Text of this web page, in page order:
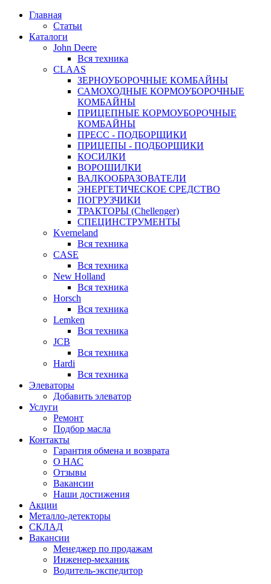
Главная
Статьи
Каталоги
John Deere
Вся техника
CLAAS
ЗЕРНОУБОРОЧНЫЕ КОМБАЙНЫ
САМОХОДНЫЕ КОРМОУБОРОЧНЫЕ
КОМБАЙНЫ
ПРИЦЕПНЫЕ КОРМОУБОРОЧНЫЕ
КОМБАЙНЫ
ПРЕСС - ПОДБОРЩИКИ
ПРИЦЕПЫ - ПОДБОРЩИКИ
КОСИЛКИ
ВОРОШИЛКИ
ВАЛКООБРАЗОВАТЕЛИ
ЭНЕРГЕТИЧЕСКОЕ СРЕДСТВО
ПОГРУЗЧИКИ
ТРАКТОРЫ (Chellenger)
СПЕЦИНСТРУМЕНТЫ
Kverneland
Вся техника
CASE
Вся техника
New Holland
Вся техника
Horsch
Вся техника
Lemken
Вся техника
JCB
Вся техника
Hardi
Вся техника
Элеваторы
Добавить элеватор
Услуги
Ремонт
Подбор масла
Контакты
Гарантия обмена и возврата
О НАС
Отзывы
Вакансии
Наши достижения
Акции
Металло-детекторы
СКЛАД
Вакансии
Менеджер по продажам
Инженер-механик
Водитель-экспедитор